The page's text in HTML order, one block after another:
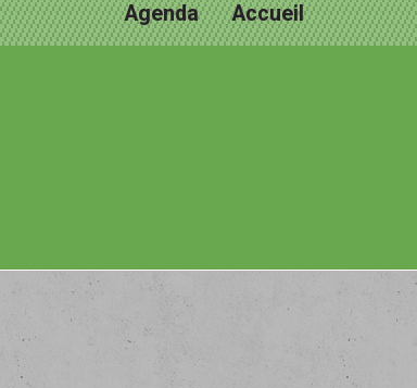
Agenda Accueil